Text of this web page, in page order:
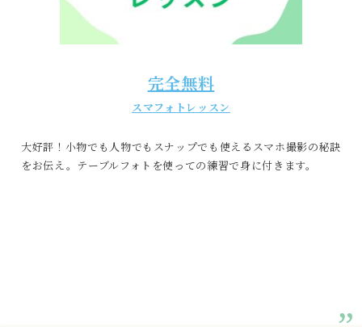
完全無料
スマフォトレッスン
大好評！小物でも人物でもスナップでも使えるスマホ撮影の秘訣
をお伝え。テーブルフォトを使っての練習で身に付きます。